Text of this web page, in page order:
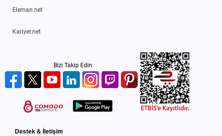
Eleman.net
Kariyer.net
Bizi Takip Edin
Destek & İletişim